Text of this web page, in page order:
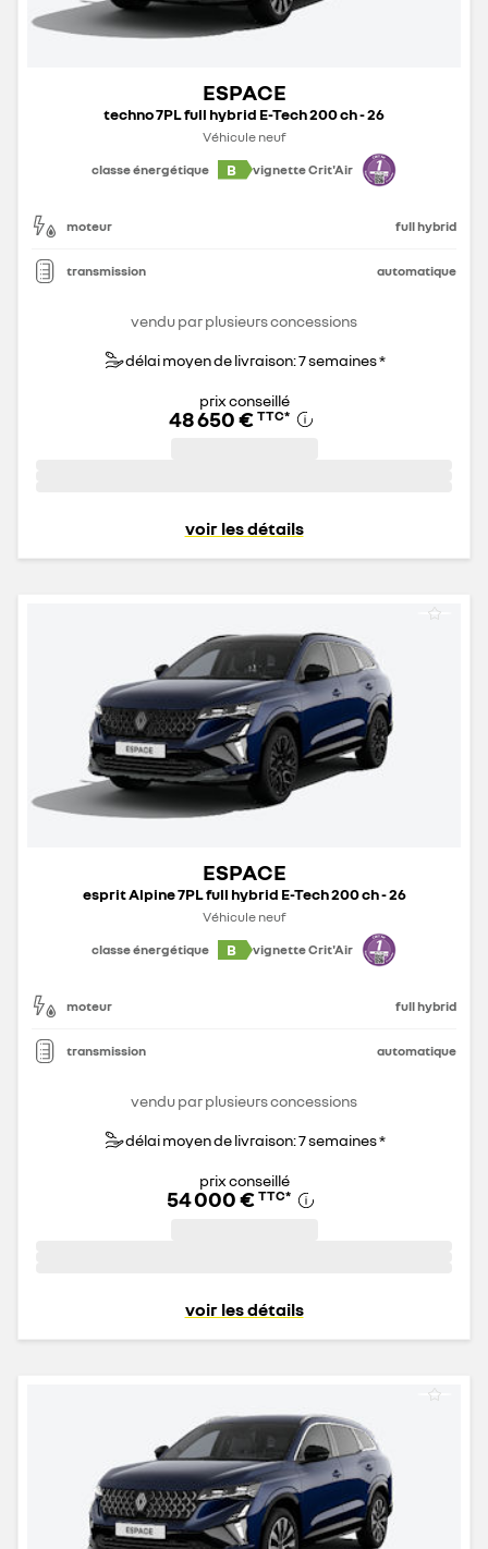
ESPACE
techno 7PL full hybrid E-Tech 200 ch - 26
Véhicule neuf
classe énergétique
B vignette Crit'Air
moteur full hybrid
transmission automatique
vendu par plusieurs concessions
délai moyen de livraison: 7 semaines *
prix conseillé
48 650 € TTC*
voir les détails
ESPACE
esprit Alpine 7PL full hybrid E-Tech 200 ch - 26
Véhicule neuf
classe énergétique
B vignette Crit'Air
moteur full hybrid
transmission automatique
vendu par plusieurs concessions
délai moyen de livraison: 7 semaines *
prix conseillé
54 000 € TTC*
voir les détails